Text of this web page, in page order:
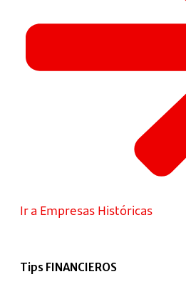
Ir a Empresas Históricas
Tips FINANCIEROS